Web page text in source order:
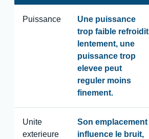
Puissance
Une puissance
trop faible refroidit
lentement, une
puissance trop
elevee peut
reguler moins
finement.
Unite
exterieure
Son emplacement
influence le bruit,